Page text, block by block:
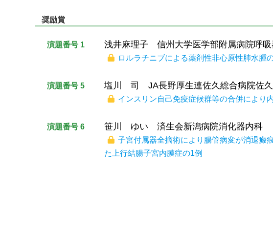
奨励賞
演題番号 1 浅井麻理子 信州大学医学部附属病院呼
ロルラチニブによる薬剤性非心原性肺水腫
演題番号 5 塩川 司 JA長野厚生連佐久総合病院佐久
インスリン自己免疫症候群等の合併により
演題番号 6 笹川 ゆい 済生会新潟病院消化器内科
子宮付属器全摘術により腸管病変が消退瘢
た上行結腸子宮内膜症の1例